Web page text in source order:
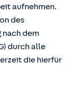
aufnehmen.
des
dem
durch alle
die hierfür